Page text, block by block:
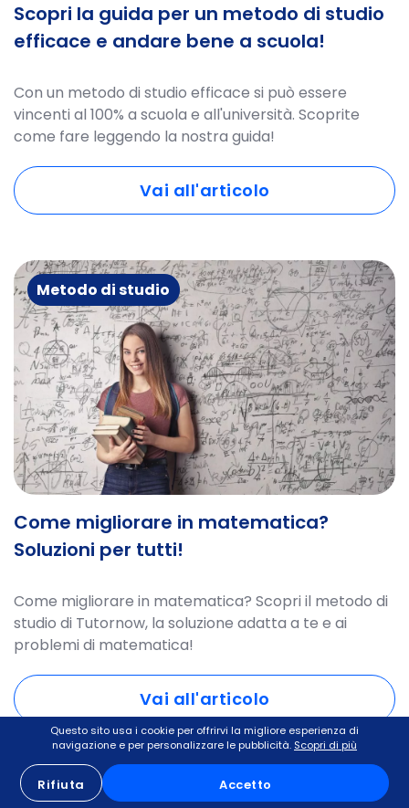
Scopri la guida per un metodo di studio
efficace e andare bene a scuola!
Con un metodo di studio efficace si può essere
vincenti al 100% a scuola e all'università. Scoprite
come fare leggendo la nostra guida!
Vai all'articolo
Metodo di studio
Come migliorare in matematica?
Soluzioni per tutti!
Come migliorare in matematica? Scopri il metodo di
studio di Tutornow, la soluzione adatta a te e ai
problemi di matematica!
Vai all'articolo
Metodo di studio
Questo sito usa i cookie per offrirvi la migliore esperienza di
navigazione e per personalizzare le pubblicità. Scopri di più
Rifiuta Accetto